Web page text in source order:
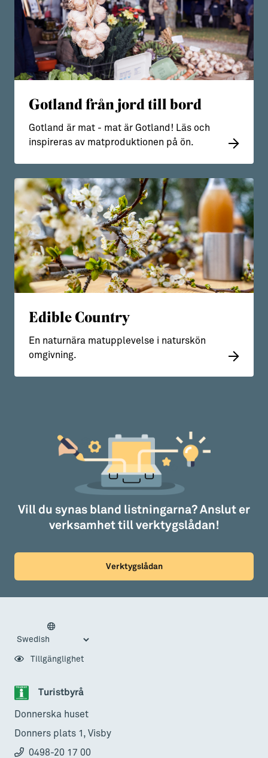
8
2
2
2
2
2
5
Gotland från jord till bord
Gotland är mat - mat är Gotland! Läs och
inspireras av matproduktionen på ön.
Edible Country
En naturnära matupplevelse i naturskön
omgivning.
Vill du synas bland listningarna? Anslut er
verksamhet till verktygslådan!
Verktygslådan
Turistbyrå
Donnerska huset
Donners plats 1, Visby
0498-20 17 00
Tillgänglighet